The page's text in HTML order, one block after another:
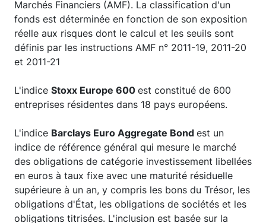
Marchés Financiers (AMF). La classification d'un
fonds est déterminée en fonction de son exposition
réelle aux risques dont le calcul et les seuils sont
définis par les instructions AMF n° 2011-19, 2011-20
et 2011-21
L'indice Stoxx Europe 600 est constitué de 600
entreprises résidentes dans 18 pays européens.
L'indice Barclays Euro Aggregate Bond est un
indice de référence général qui mesure le marché
des obligations de catégorie investissement libellées
en euros à taux fixe avec une maturité résiduelle
supérieure à un an, y compris les bons du Trésor, les
obligations d'État, les obligations de sociétés et les
obligations titrisées. L'inclusion est basée sur la